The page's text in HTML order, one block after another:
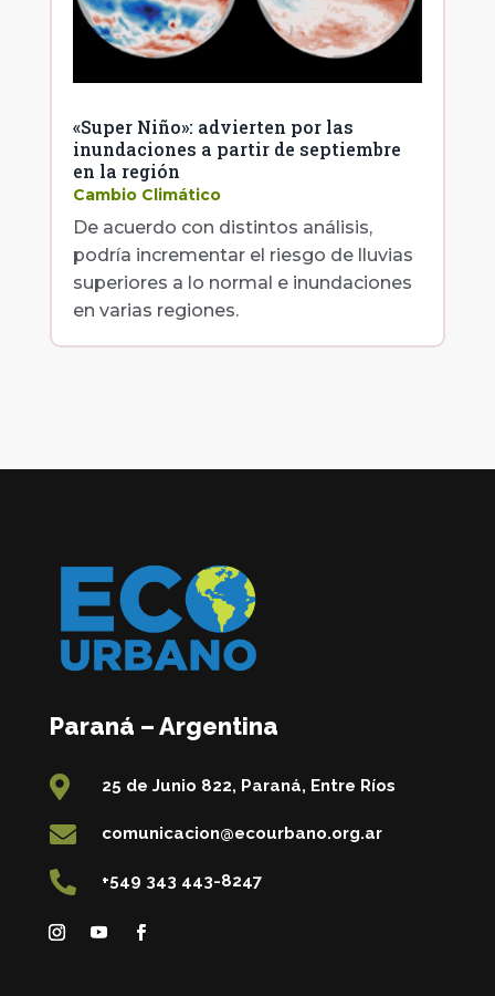
«Super Niño»: advierten por las
inundaciones a partir de septiembre
en la región
Cambio Climático
De acuerdo con distintos análisis,
podría incrementar el riesgo de lluvias
superiores a lo normal e inundaciones
en varias regiones.
Paraná – Argentina
 25 de Junio 822, Paraná, Entre Ríos
 comunicacion@ecourbano.org.ar
 +549 343 443-8247